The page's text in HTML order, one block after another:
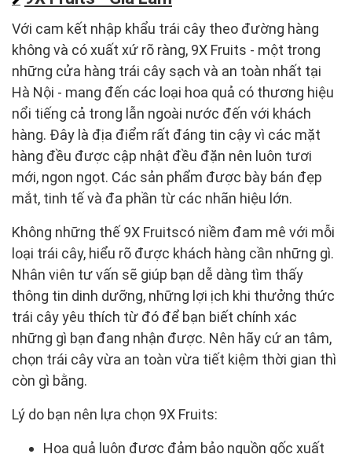
Với cam kết nhập khẩu trái cây theo đường hàng
không và có xuất xứ rõ ràng, 9X Fruits - một trong
những cửa hàng trái cây sạch và an toàn nhất tại
Hà Nội - mang đến các loại hoa quả có thương hiệu
nổi tiếng cả trong lẫn ngoài nước đến với khách
hàng. Đây là địa điểm rất đáng tin cậy vì các mặt
hàng đều được cập nhật đều đặn nên luôn tươi
mới, ngon ngọt. Các sản phẩm được bày bán đẹp
mắt, tinh tế và đa phần từ các nhãn hiệu lớn.
Không những thế 9X Fruitscó niềm đam mê với mỗi
loại trái cây, hiểu rõ được khách hàng cần những gì.
Nhân viên tư vấn sẽ giúp bạn dễ dàng tìm thấy
thông tin dinh dưỡng, những lợi ịch khi thưởng thức
trái cây yêu thích từ đó để bạn biết chính xác
những gì bạn đang nhận được. Nên hãy cứ an tâm,
chọn trái cây vừa an toàn vừa tiết kiệm thời gian thì
còn gì bằng.
Lý do bạn nên lựa chọn 9X Fruits:
Hoa quả luôn được đảm bảo nguồn gốc xuất